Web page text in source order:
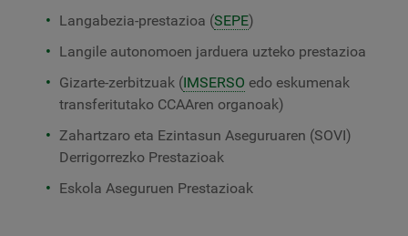
Langabezia-prestazioa (SEPE)
Langile autonomoen jarduera uzteko prestazioa
Gizarte-zerbitzuak (IMSERSO edo eskumenak
transferitutako CCAAren organoak)
Zahartzaro eta Ezintasun Aseguruaren (SOVI)
Derrigorrezko Prestazioak
Eskola Aseguruen Prestazioak